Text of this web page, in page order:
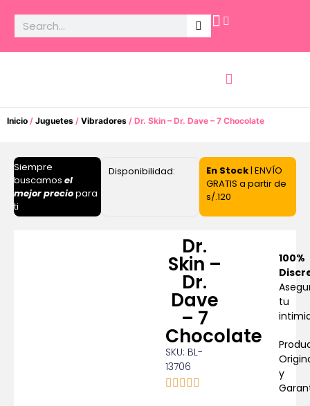
Inicio / Juguetes / Vibradores / Dr. Skin – Dr. Dave – 7 Chocolate
Siempre
buscamos el
mejor preciopara
ti
Disponibilidad: En Stock| ENVÍO
GRATIS a partir de
s/.120
Dr.
Skin –
Dr.
Dave
– 7
Chocolate
SKU: BL-
13706
100%
tu
y